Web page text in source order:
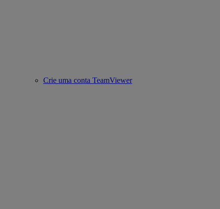
Crie uma conta TeamViewer